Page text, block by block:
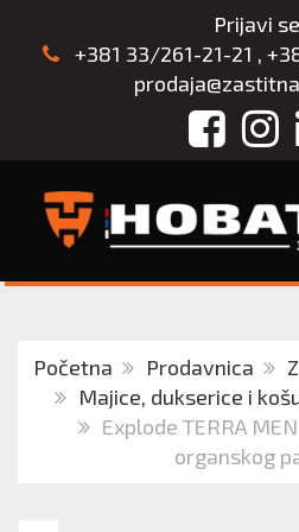
Prijavi se
+381 33/261-21-21 ,
Početna Prodavnica
Majice, dukserice i
Explode TERRA
organskog